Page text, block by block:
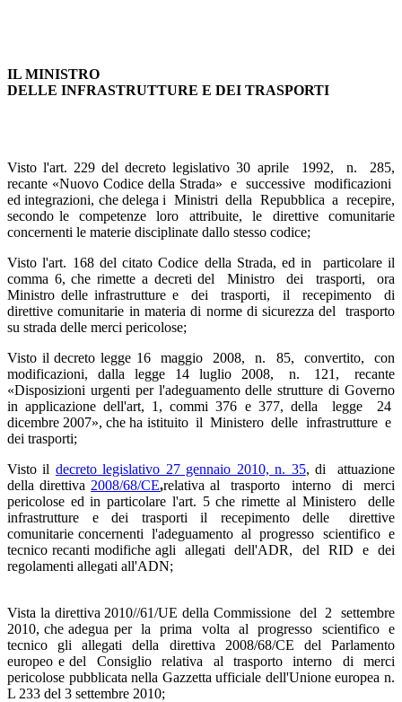
IL MINISTRO
DELLE INFRASTRUTTURE E DEI TRASPORTI
Visto l'art. 229 del decreto legislativo 30 aprile 1992, n. 285,
recante «Nuovo Codice della Strada» e successive modificazioni
ed integrazioni, che delega i Ministri della Repubblica a recepire,
secondo le competenze loro attribuite, le direttive comunitarie
concernenti le materie disciplinate dallo stesso codice;
Visto l'art. 168 del citato Codice della Strada, ed in particolare il
comma 6, che rimette a decreti del Ministro dei trasporti, ora
Ministro delle infrastrutture e dei trasporti, il recepimento di
direttive comunitarie in materia di norme di sicurezza del trasporto
su strada delle merci pericolose;
Visto il decreto legge 16 maggio 2008, n. 85, convertito, con
modificazioni, dalla legge 14 luglio 2008, n. 121, recante
«Disposizioni urgenti per l'adeguamento delle strutture di Governo
in applicazione dell'art, 1, commi 376 e 377, della legge 24
dicembre 2007», che ha istituito il Ministero delle infrastrutture e
dei trasporti;
Visto il decreto legislativo 27 gennaio 2010, n. 35, di attuazione
della direttiva 2008/68/CE,relativa al trasporto interno di merci
pericolose ed in particolare l'art. 5 che rimette al Ministero delle
infrastrutture e dei trasporti il recepimento delle direttive
comunitarie concernenti l'adeguamento al progresso scientifico e
tecnico recanti modifiche agli allegati dell'ADR, del RID e dei
regolamenti allegati all'ADN;
Vista la direttiva 2010//61/UE della Commissione del 2 settembre
2010, che adegua per la prima volta al progresso scientifico e
tecnico gli allegati della direttiva 2008/68/CE del Parlamento
europeo e del Consiglio relativa al trasporto interno di merci
pericolose pubblicata nella Gazzetta ufficiale dell'Unione europea n.
L 233 del 3 settembre 2010;